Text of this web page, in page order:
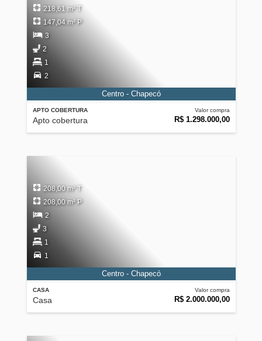
APTO COBERTURA
Apto cobertura
Valor compra
R$ 1.298.000,00
218,61 m² T
147,04 m² P
3
2
1
2
Centro - Chapecó
CASA
Casa
Valor compra
R$ 2.000.000,00
208,00 m² T
208,00 m² P
2
3
1
1
Centro - Chapecó